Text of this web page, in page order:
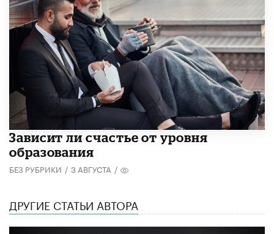
Зависит ли счастье от уровня
образования
БЕЗ РУБРИКИ / 3 АВГУСТА /
ДРУГИЕ СТАТЬИ АВТОРА